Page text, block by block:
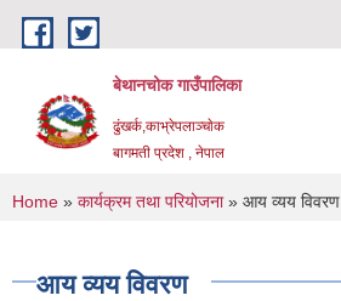
Skip to main content
बेथानचोक गाउँपालिका
ढुंखर्क,काभ्रेपलाञ्चाेक
बागमती प्रदेश , नेपाल
You are here
Home » कार्यक्रम तथा परियोजना» आय व्यय विवरण
आय व्यय विवरण